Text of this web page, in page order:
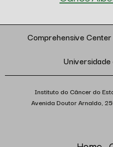
Comprehensive
Universidade
Instituto do Câncer do
Avenida Doutor Arnaldo,